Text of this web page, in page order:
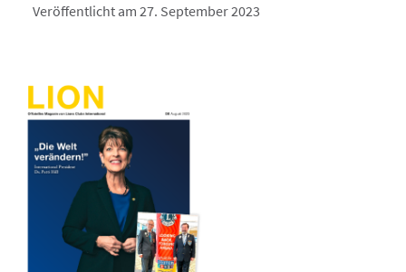
Veröffentlicht am 27. September 2023